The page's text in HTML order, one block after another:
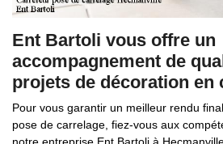
Ent Bartoli vous offre un
accompagnement de
projets de décoration en
Pour vous garantir un meilleur rendu
pose de carrelage, fiez-vous aux